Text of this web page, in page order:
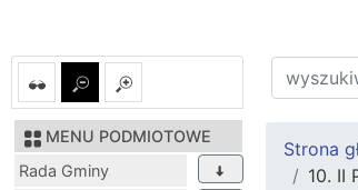
MENU PODMIOTOWE
Rada Gminy
Strona
10. II